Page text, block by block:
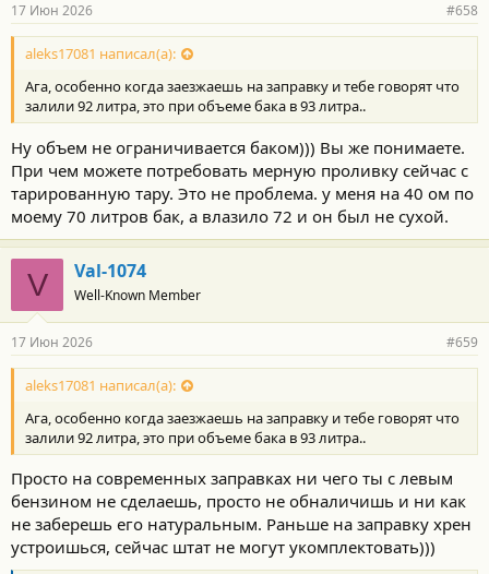
17 Июн 2026 #658
aleks17081 написал(а):
Ага, особенно когда заезжаешь на заправку и тебе говорят что
залили 92 литра, это при объеме бака в 93 литра..
Ну объем не ограничивается баком))) Вы же понимаете.
При чем можете потребовать мерную проливку сейчас с
тарированную тару. Это не проблема. у меня на 40 ом по
моему 70 литров бак, а влазило 72 и он был не сухой.
V Val-1074
Well-Known Member
17 Июн 2026 #659
aleks17081 написал(а):
Ага, особенно когда заезжаешь на заправку и тебе говорят что
залили 92 литра, это при объеме бака в 93 литра..
Просто на современных заправках ни чего ты с левым
бензином не сделаешь, просто не обналичишь и ни как
не заберешь его натуральным. Раньше на заправку хрен
устроишься, сейчас штат не могут укомплектовать)))